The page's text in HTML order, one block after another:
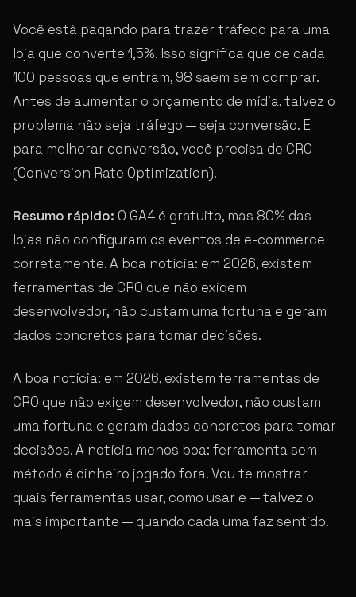
Você está pagando para trazer tráfego para uma
loja que converte 1,5%. Isso significa que de cada
100 pessoas que entram, 98 saem sem comprar.
Antes de aumentar o orçamento de mídia, talvez o
problema não seja tráfego — seja conversão. E
para melhorar conversão, você precisa de CRO
(Conversion Rate Optimization).
Resumo rápido: O GA4 é gratuito, mas 80% das
lojas não configuram os eventos de e-commerce
corretamente. A boa notícia: em 2026, existem
ferramentas de CRO que não exigem
desenvolvedor, não custam uma fortuna e geram
dados concretos para tomar decisões.
A boa notícia: em 2026, existem ferramentas de
CRO que não exigem desenvolvedor, não custam
uma fortuna e geram dados concretos para tomar
decisões. A notícia menos boa: ferramenta sem
método é dinheiro jogado fora. Vou te mostrar
quais ferramentas usar, como usar e — talvez o
mais importante — quando cada uma faz sentido.